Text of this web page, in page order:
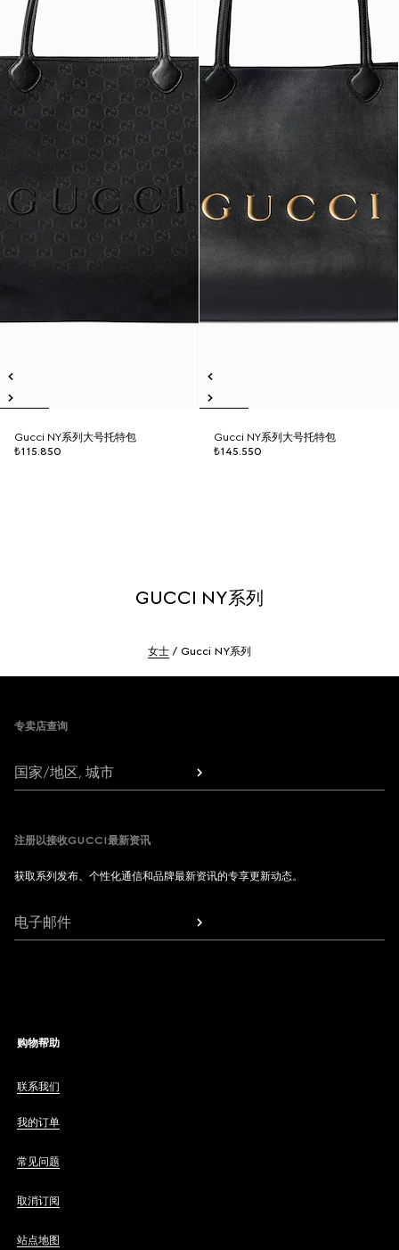
Gucci NY系列大号托特包
₺115.850
Gucci NY系列大号托特包
₺145.550
GUCCI NY系列
女士 Gucci NY系列
专卖店查询
国家/地区, 城市
注册以接收GUCCI最新资讯
获取系列发布、个性化通信和品牌最新资讯的专享更新动态。
电子邮件
购物帮助
联系我们
我的订单
常见问题
取消订阅
站点地图